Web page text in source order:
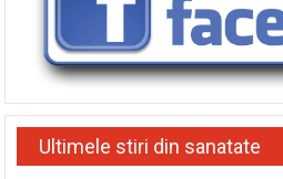
Ultimele stiri din sanatate